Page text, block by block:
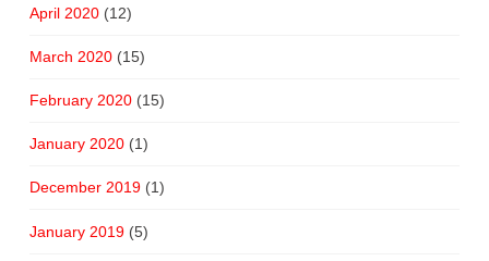
April 2020(12)
March 2020(15)
February 2020(15)
January 2020(1)
December 2019(1)
January 2019(5)